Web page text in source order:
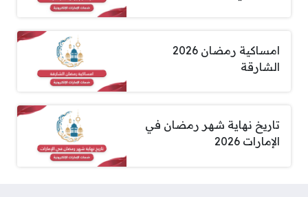
امساكية رمضان 2026
الشارقة
تاريخ نهاية شهر رمضان في
الإمارات 2026